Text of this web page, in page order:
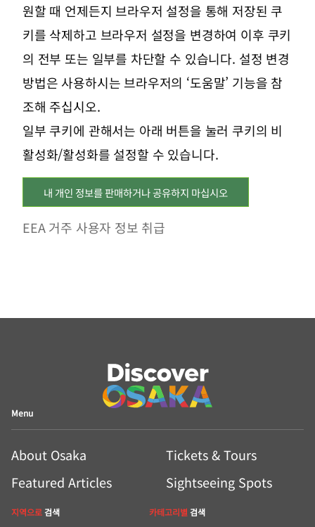
원할 때 언제든지 브라우저 설정을 통해 저장된 쿠
키를 삭제하고 브라우저 설정을 변경하여 이후 쿠키
의 전부 또는 일부를 차단할 수 있습니다. 설정 변경
방법은 사용하시는 브라우저의 ‘도움말’ 기능을 참
조해 주십시오.
일부 쿠키에 관해서는 아래 버튼을 눌러 쿠키의 비
활성화/활성화를 설정할 수 있습니다.
내 개인 정보를 판매하거나 공유하지 마십시오
EEA 거주 사용자 정보 취급
Menu
About Osaka
Tickets & Tours
Featured Articles
Sightseeing Spots
지역으로검색 카테고리별 검색